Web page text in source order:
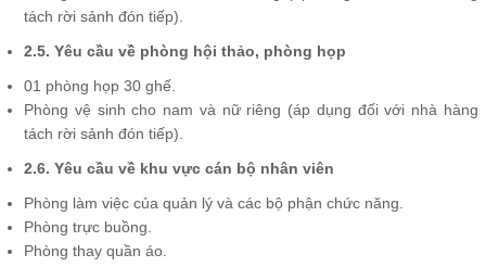
tách rời sảnh đón tiếp).
2.5. Yêu cầu về phòng hội thảo, phòng họp
01 phòng họp 30 ghế.
Phòng vệ sinh cho nam và nữ riêng (áp dụng đối với nhà hàng
tách rời sảnh đón tiếp).
2.6. Yêu cầu về khu vực cán bộ nhân viên
Phòng làm việc của quản lý và các bộ phận chức năng.
Phòng trực buồng.
Phòng thay quần áo.